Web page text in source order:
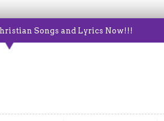
Songs and Lyrics Now!!!